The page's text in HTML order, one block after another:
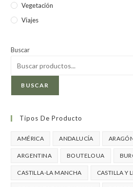
Vegetación
Viajes
Buscar
BUSCAR
Tipos De Producto
AMÉRICA ANDALUCÍA
ARGENTINA BOUTELOUA
CASTILLA-LA MANCHA CASTILLA Y